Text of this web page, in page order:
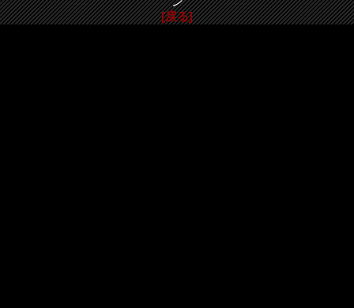
[戻る]